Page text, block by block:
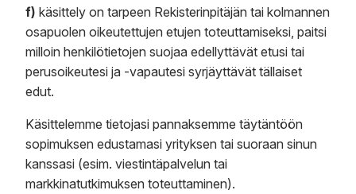
f) käsittely on tarpeen Rekisterinpitäjän tai kolmannen
osapuolen oikeutettujen etujen toteuttamiseksi, paitsi
milloin henkilötietojen suojaa edellyttävät etusi tai
perusoikeutesi ja -vapautesi syrjäyttävät tällaiset
edut.
Käsittelemme tietojasi pannaksemme täytäntöön
sopimuksen edustamasi yrityksen tai suoraan sinun
kanssasi (esim. viestintäpalvelun tai
markkinatutkimuksen toteuttaminen).